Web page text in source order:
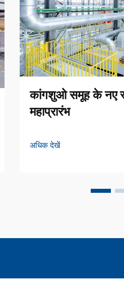
कांगशुओ समूह के नए
महाप्रारंभ
अधिक देखें